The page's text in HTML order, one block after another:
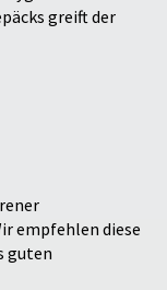
greift der
empfehlen diese
guten